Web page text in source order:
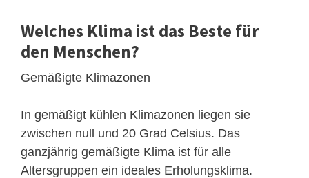
Welches Klima ist das Beste für
den Menschen?
Gemäßigte Klimazonen
In gemäßigt kühlen Klimazonen liegen sie
zwischen null und 20 Grad Celsius. Das
ganzjährig gemäßigte Klima ist für alle
Altersgruppen ein ideales Erholungsklima.